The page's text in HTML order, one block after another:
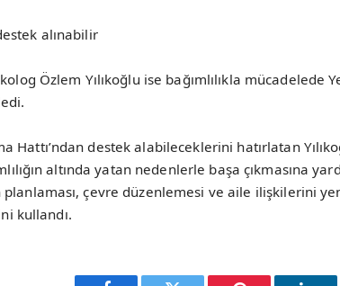
alınabilir
Özlem Yılıkoğlu ise bağımlılıkla mücadelede
Hattı’ndan destek alabileceklerini hatırlatan
altında yatan nedenlerle başa çıkmasına
çevre düzenlemesi ve aile ilişkilerini
kullandı.